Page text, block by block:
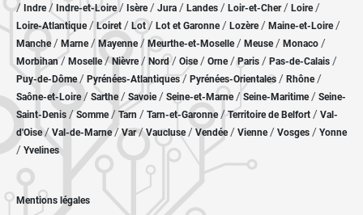
/ Indre/ Indre-et-Loire/ Isère/ Jura / Landes / Loir-et-Cher/ Loire/
Loire-Atlantique/ Loiret / Lot/ Lot et Garonne/ Lozère / Maine-et-Loire/
Manche/ Marne/ Mayenne/ Meurthe-et-Moselle/ Meuse/ Monaco /
Morbihan/ Moselle/ Nièvre / Nord/ Oise / Orne/Paris / Pas-de-Calais /
Puy-de-Dôme/ Pyrénées-Atlantiques / Pyrénées-Orientales / Rhône/
Saône-et-Loire/ Sarthe/ Savoie/ Seine-et-Marne/ Seine-Maritime/ Seine-
Saint-Denis /Somme/ Tarn / Tarn-et-Garonne/Territoire de Belfort / Val-
d'Oise/ Val-de-Marne/Var/Vaucluse/ Vendée/ Vienne/ Vosges / Yonne
/ Yvelines
Mentions légales